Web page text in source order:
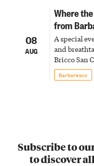
08
AUG
Where
from
A special
and
Bricco San
Barbaresco
Subscribe to
to discover